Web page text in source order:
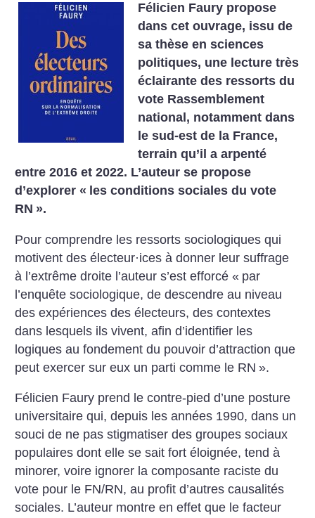
Félicien Faury propose
dans cet ouvrage, issu de
sa thèse en sciences
politiques, une lecture très
éclairante des ressorts du
vote Rassemblement
national, notamment dans
le sud-est de la France,
terrain qu’il a arpenté
entre 2016 et 2022. L’auteur se propose
d’explorer « les conditions sociales du vote
RN ».
Pour comprendre les ressorts sociologiques qui
motivent des électeur·ices à donner leur suffrage
à l’extrême droite l’auteur s’est efforcé « par
l’enquête sociologique, de descendre au niveau
des expériences des électeurs, des contextes
dans lesquels ils vivent, afin d’identifier les
logiques au fondement du pouvoir d’attraction que
peut exercer sur eux un parti comme le RN ».
Félicien Faury prend le contre-pied d’une posture
universitaire qui, depuis les années 1990, dans un
souci de ne pas stigmatiser des groupes sociaux
populaires dont elle se sait fort éloignée, tend à
minorer, voire ignorer la composante raciste du
vote pour le FN/RN, au profit d’autres causalités
sociales. L’auteur montre en effet que le facteur